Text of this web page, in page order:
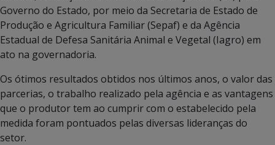
Governo do Estado, por meio da Secretaria de Estado de
Produção e Agricultura Familiar (Sepaf) e da Agência
Estadual de Defesa Sanitária Animal e Vegetal (Iagro) em
ato na governadoria.
Os ótimos resultados obtidos nos últimos anos, o valor das
parcerias, o trabalho realizado pela agência e as vantagens
que o produtor tem ao cumprir com o estabelecido pela
medida foram pontuados pelas diversas lideranças do
setor.